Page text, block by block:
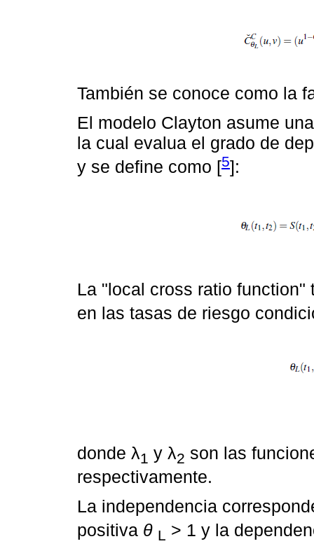
También se conoce como la
El modelo Clayton asume
la cual evalua el grado de
y se define como [5]:
La "local cross ratio
en las tasas de riesgo
donde λ1 y λ2 son las
respectivamente.
La independencia
positiva θ L > 1 y la